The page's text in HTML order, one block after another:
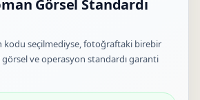
Görsel Standardı
kodu seçilmediyse, fotoğraftaki birebir
ve operasyon standardı garanti